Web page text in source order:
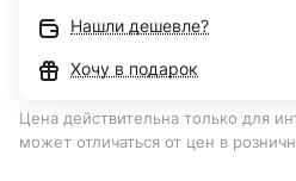
Нашли дешевле?
Хочу в подарок
Цена действительна только для
может отличаться от цен в